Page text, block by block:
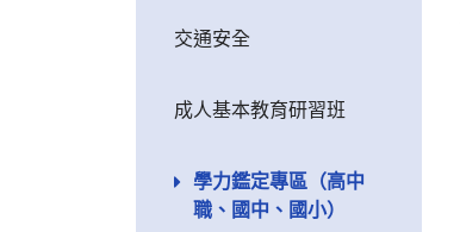
交通安全
成人基本教育研習班
學力鑑定專區（高中
職、國中、國小）